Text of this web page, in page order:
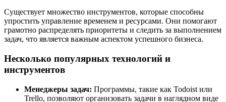
Существует множество инструментов, которые способны
упростить управление временем и ресурсами. Они помогают
грамотно распределять приоритеты и следить за выполнением
задач, что является важным аспектом успешного бизнеса.
Несколько популярных технологий и
инструментов
Менеджеры задач: Программы, такие как Todoist или
Trello, позволяют организовать задачи в наглядном виде